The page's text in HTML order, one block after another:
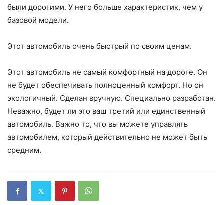
были дорогими. У него больше характеристик, чем у
базовой модели.
Этот автомобиль очень быстрый по своим ценам.
Этот автомобиль не самый комфортный на дороге. Он
не будет обеспечивать полноценный комфорт. Но он
экологичный. Сделан вручную. Специально разработан.
Неважно, будет ли это ваш третий или единственный
автомобиль. Важно то, что вы можете управлять
автомобилем, который действительно не может быть
средним.